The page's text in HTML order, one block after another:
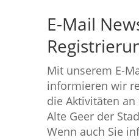
E-Mail
Mit unserem E-
informieren wir
die Aktivitäten an
Alte Geer der
Wenn auch Sie